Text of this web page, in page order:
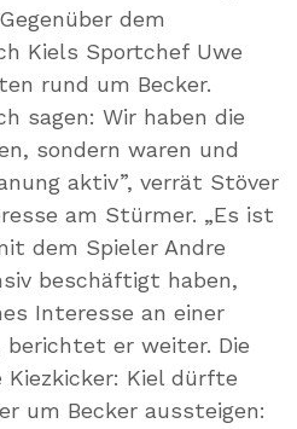
dem
Kiels Sportchef Uwe
rund um Becker.
sagen: Wir haben die
sondern waren und
aktiv”, verrät Stöver
am Stürmer. „Es ist
dem Spieler Andre
beschäftigt haben,
Interesse an einer
er weiter. Die
Kiel dürfte
um Becker aussteigen: